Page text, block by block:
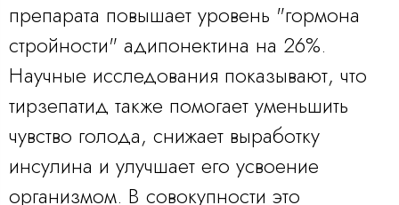
препарата повышает уровень "гормона
стройности" адипонектина на 26%.
Научные исследования показывают, что
тирзепатид также помогает уменьшить
чувство голода, снижает выработку
инсулина и улучшает его усвоение
организмом. В совокупности это